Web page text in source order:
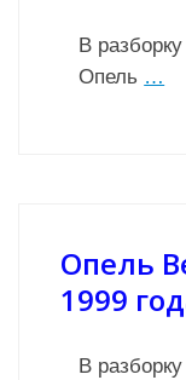
В
Опель …
Опель
1999
В